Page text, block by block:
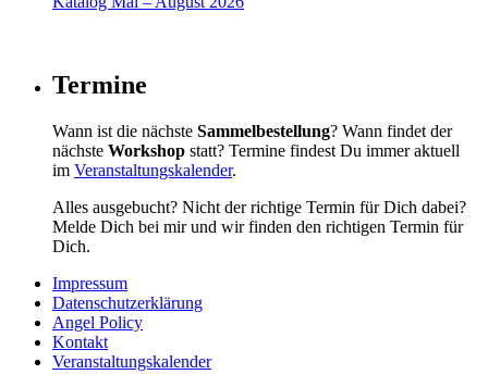
Termine
Wann ist die nächste Sammelbestellung? Wann findet der
nächste Workshop statt? Termine findest Du immer aktuell
im Veranstaltungskalender.
Alles ausgebucht? Nicht der richtige Termin für Dich dabei?
Melde Dich bei mir und wir finden den richtigen Termin für
Dich.
Impressum
Datenschutzerklärung
Angel Policy
Kontakt
Veranstaltungskalender